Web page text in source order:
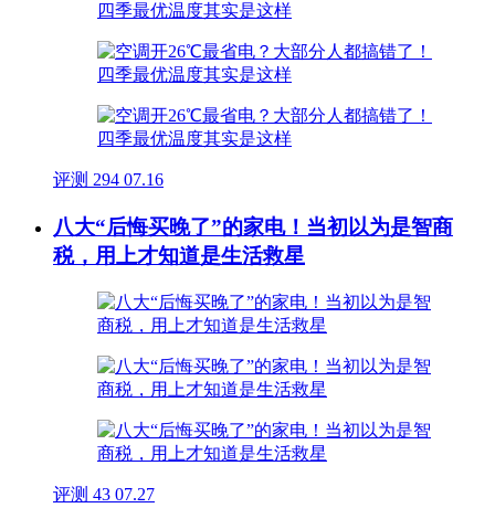
评测 294 07.16
八大“后悔买晚了”的家电！当初以为是智商
税，用上才知道是生活救星
评测 43 07.27